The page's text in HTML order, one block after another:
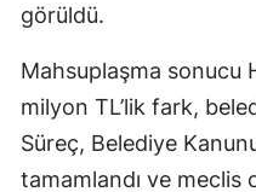
görüldü.
Mahsuplaşma sonucu
milyon TL’lik fark,
Süreç, Belediye
tamamlandı ve meclis